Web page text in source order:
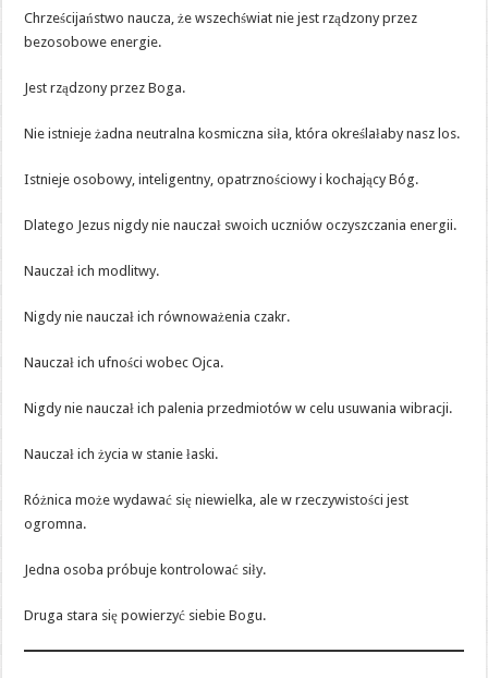
Chrześcijaństwo naucza, że wszechświat nie jest rządzony przez
bezosobowe energie.
Jest rządzony przez Boga.
Nie istnieje żadna neutralna kosmiczna siła, która określałaby nasz los.
Istnieje osobowy, inteligentny, opatrznościowy i kochający Bóg.
Dlatego Jezus nigdy nie nauczał swoich uczniów oczyszczania energii.
Nauczał ich modlitwy.
Nigdy nie nauczał ich równoważenia czakr.
Nauczał ich ufności wobec Ojca.
Nigdy nie nauczał ich palenia przedmiotów w celu usuwania wibracji.
Nauczał ich życia w stanie łaski.
Różnica może wydawać się niewielka, ale w rzeczywistości jest
ogromna.
Jedna osoba próbuje kontrolować siły.
Druga stara się powierzyć siebie Bogu.